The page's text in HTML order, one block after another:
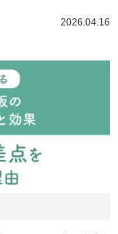
2026.04.16